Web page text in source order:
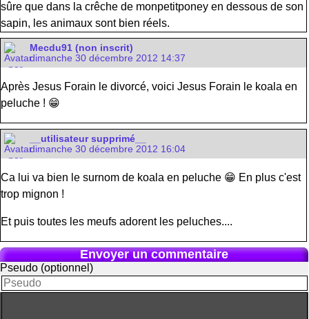
sûre que dans la crêche de monpetitponey en dessous de son
sapin, les animaux sont bien réels.
Mecdu91 (non inscrit)
dimanche 30 décembre 2012 14:37
Après Jesus Forain le divorcé, voici Jesus Forain le koala en
peluche ! 😁
__utilisateur supprimé__
dimanche 30 décembre 2012 16:04
Ca lui va bien le surnom de koala en peluche 😁 En plus c'est
trop mignon !
Et puis toutes les meufs adorent les peluches....
Envoyer un commentaire
Pseudo (optionnel)